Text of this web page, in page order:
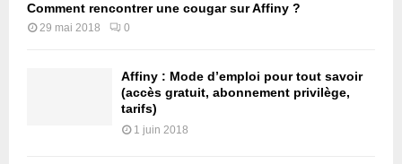
Comment rencontrer une cougar sur Affiny ?
29 mai 2018 0
Affiny : Mode d’emploi pour tout savoir
(accès gratuit, abonnement privilège,
tarifs)
1 juin 2018